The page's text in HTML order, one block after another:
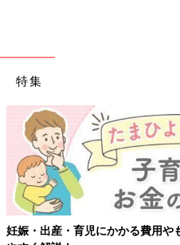
特集
妊娠・出産・育児にかかる費用や